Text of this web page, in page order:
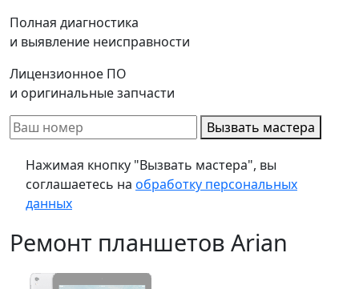
Полная диагностика
и выявление неисправности
Лицензионное ПО
и оригинальные запчасти
Вызвать мастера
Нажимая кнопку "Вызвать мастера", вы
соглашаетесь на обработку персональных
данных
Ремонт планшетов Arian